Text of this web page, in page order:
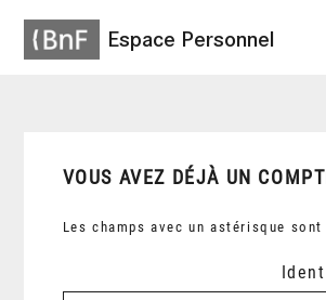
Espace Personnel
VOUS AVEZ DÉJÀ UN
Les champs avec un astérisque